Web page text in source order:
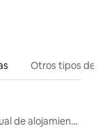
Otros tipos de
Renta mensual de alojamientos